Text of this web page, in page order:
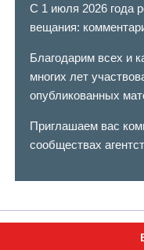
С 1 июля 2026 года
вещания:
Благодарим всех и
многих лет
опубликованных
Приглашаем вас
сообществах